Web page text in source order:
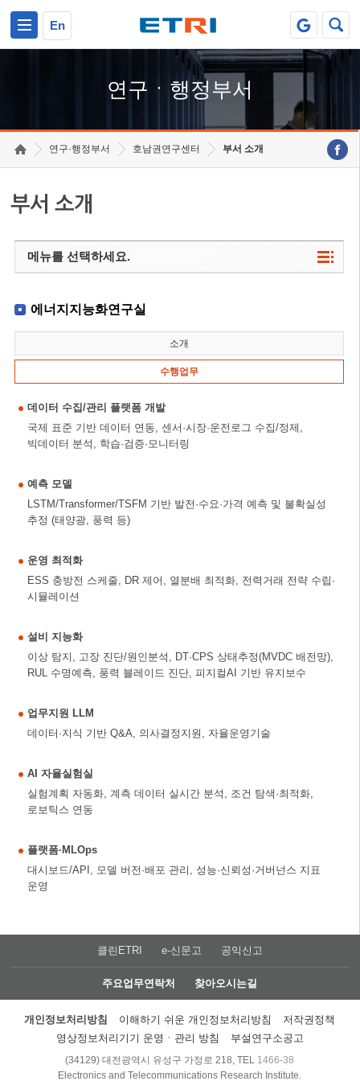
En
연구ㆍ행정부서
연구·행정부서 호남권연구센터 부서 소개
부서 소개
메뉴를 선택하세요.
에너지지능화연구실
소개
수행업무
데이터 수집/관리 플랫폼 개발
국제 표준 기반 데이터 연동, 센서·시장·운전로그 수집/정제,
빅데이터 분석, 학습·검증·모니터링
예측 모델
LSTM/Transformer/TSFM 기반 발전·수요·가격 예측 및 불확실성
추정 (태양광, 풍력 등)
운영 최적화
ESS 충방전 스케줄, DR 제어, 열분배 최적화, 전력거래 전략 수립·
시뮬레이션
설비 지능화
이상 탐지, 고장 진단/원인분석, DT·CPS 상태추정(MVDC 배전망),
RUL 수명예측, 풍력 블레이드 진단, 피지컬AI 기반 유지보수
업무지원 LLM
데이터·지식 기반 Q&A, 의사결정지원, 자율운영기술
AI 자율실험실
실험계획 자동화, 계측 데이터 실시간 분석, 조건 탐색·최적화,
로보틱스 연동
플랫폼·MLOps
대시보드/API, 모델 버전·배포 관리, 성능·신뢰성·거버넌스 지표
운영
클린ETRI e-신문고 공익신고
주요업무연락처 찾아오시는길
개인정보처리방침 이해하기 쉬운 개인정보처리방침
저작권정책
영상정보처리기기 운영ㆍ관리 방침
부설연구소공고
(34129) 대전광역시 유성구 가정로 218, TEL 1466-38
Electronics and Telecommunications Research Institute.